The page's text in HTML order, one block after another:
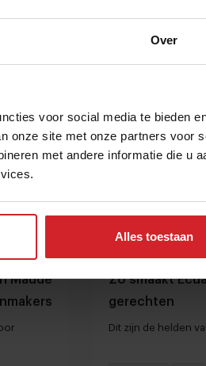
Over
voor social media te bieden
onze site met onze partners voor
met andere informatie die u
Alles toestaan
foodservice en
Producenten
Maude
Zo smaakt
gerechten
Dit zijn de helden